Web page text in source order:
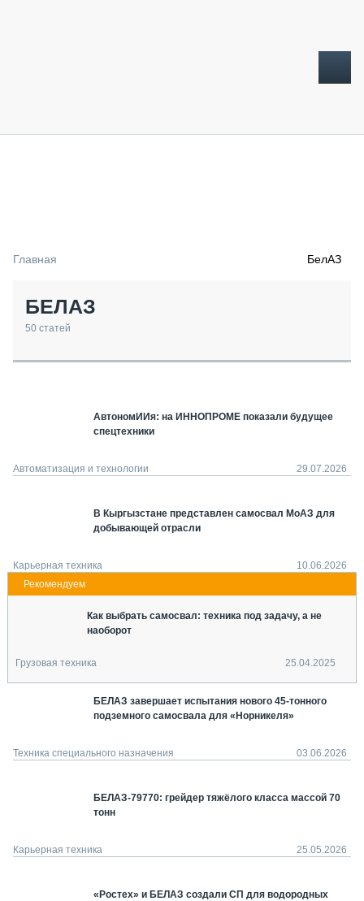
ТЕХНИКА КРУПНЫМ ПЛАНОМ
ИСПЫТАТЕЛИ
МЕРОПРИЯТИЯ
О ПРОЕКТЕ
Главная БелАЗ
БЕЛАЗ
50 статей
АвтономИИя: на ИННОПРОМЕ показали будущее
спецтехники
Автоматизация и технологии 29.07.2026
В Кыргызстане представлен самосвал МоАЗ для
добывающей отрасли
Карьерная техника 10.06.2026
Как выбрать самосвал: техника под задачу, а не
наоборот
Грузовая техника 25.04.2025
БЕЛАЗ завершает испытания нового 45-тонного
подземного самосвала для «Норникеля»
Техника специального назначения 03.06.2026
БЕЛАЗ-79770: грейдер тяжёлого класса массой 70
тонн
Карьерная техника 25.05.2026
«Ростех» и БЕЛАЗ создали СП для водородных